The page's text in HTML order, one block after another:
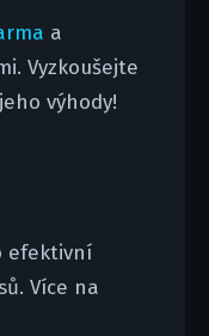
a
Vyzkoušejte
výhody!
efektivní
Více na